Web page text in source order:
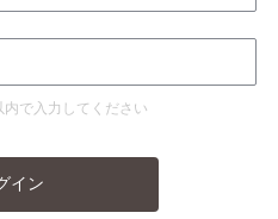
で入力してください
イン